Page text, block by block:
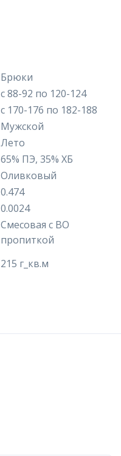
Брюки
с 88-92 по 120-124
с 170-176 по 182-188
Мужской
Лето
65% ПЭ, 35% ХБ
Оливковый
0.474
0.0024
Смесовая с ВО
пропиткой
215 г_кв.м